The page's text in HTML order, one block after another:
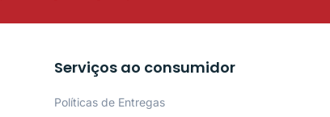
Serviços ao consumidor
Políticas de Entregas